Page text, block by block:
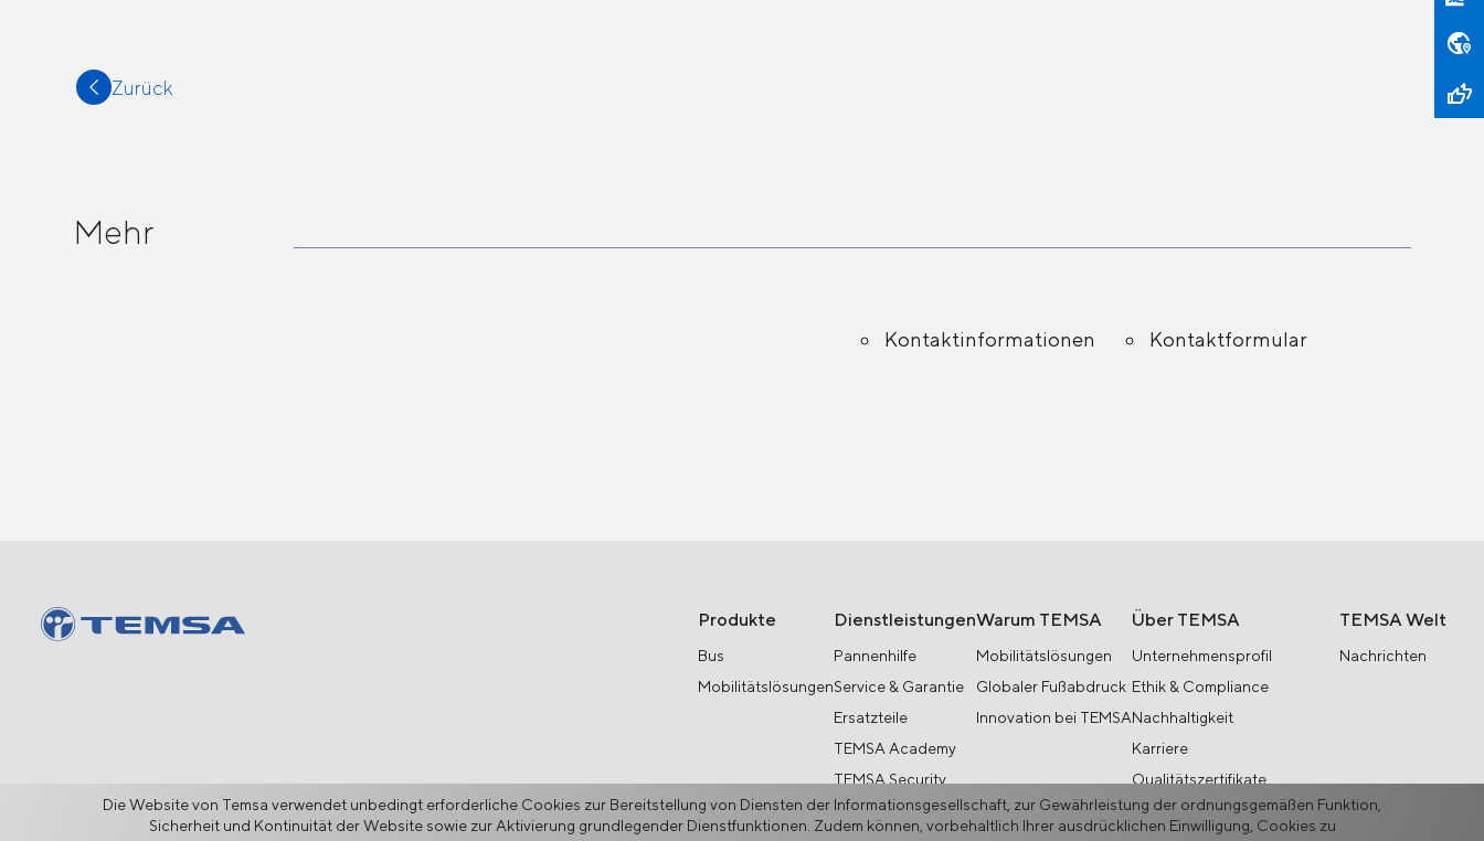
Zurück
Mehr
Kontaktinformationen Kontaktformular
Produkte
Bus
Mobilitätslösungen
Dienstleistungen
Pannenhilfe
Service & Garantie
Ersatzteile
TEMSA Academy
TEMSA Security
Warum TEMSA
Mobilitätslösungen
Globaler Fußabdruck
Innovation bei TEMSA
Über TEMSA
Unternehmensprofil
Ethik & Compliance
Nachhaltigkeit
Karriere
Qualitätszertifikate
Strategische Partnerschaften
TEMSA Welt
Nachrichten
Die Website von Temsa verwendet unbedingt erforderliche Cookies zur Bereitstellung von Diensten der Informationsgesellschaft, zur Gewährleistung der ordnungsgemäßen Funktion,
Sicherheit und Kontinuität der Website sowie zur Aktivierung grundlegender Dienstfunktionen. Zudem können, vorbehaltlich Ihrer ausdrücklichen Einwilligung, Cookies zu